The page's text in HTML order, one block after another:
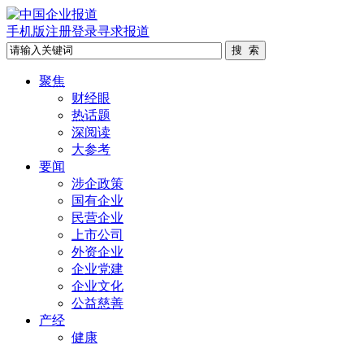
手机版注册登录寻求报道
聚焦
财经眼
热话题
深阅读
大参考
要闻
涉企政策
国有企业
民营企业
上市公司
外资企业
企业党建
企业文化
公益慈善
产经
健康